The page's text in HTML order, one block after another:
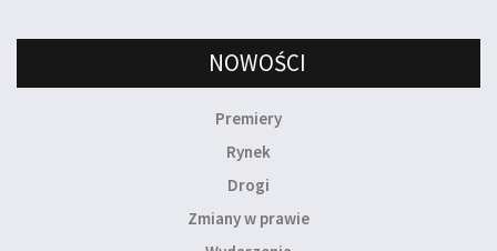
NOWOŚCI
Premiery
Rynek
Drogi
Zmiany w prawie